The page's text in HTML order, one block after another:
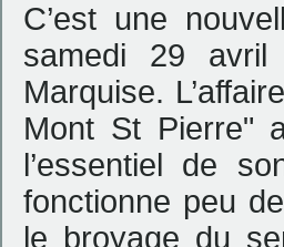
C’est une
samedi 29
Marquise.
Mont St Pierre"
l’essentiel de
fonctionne peu
le broyage du